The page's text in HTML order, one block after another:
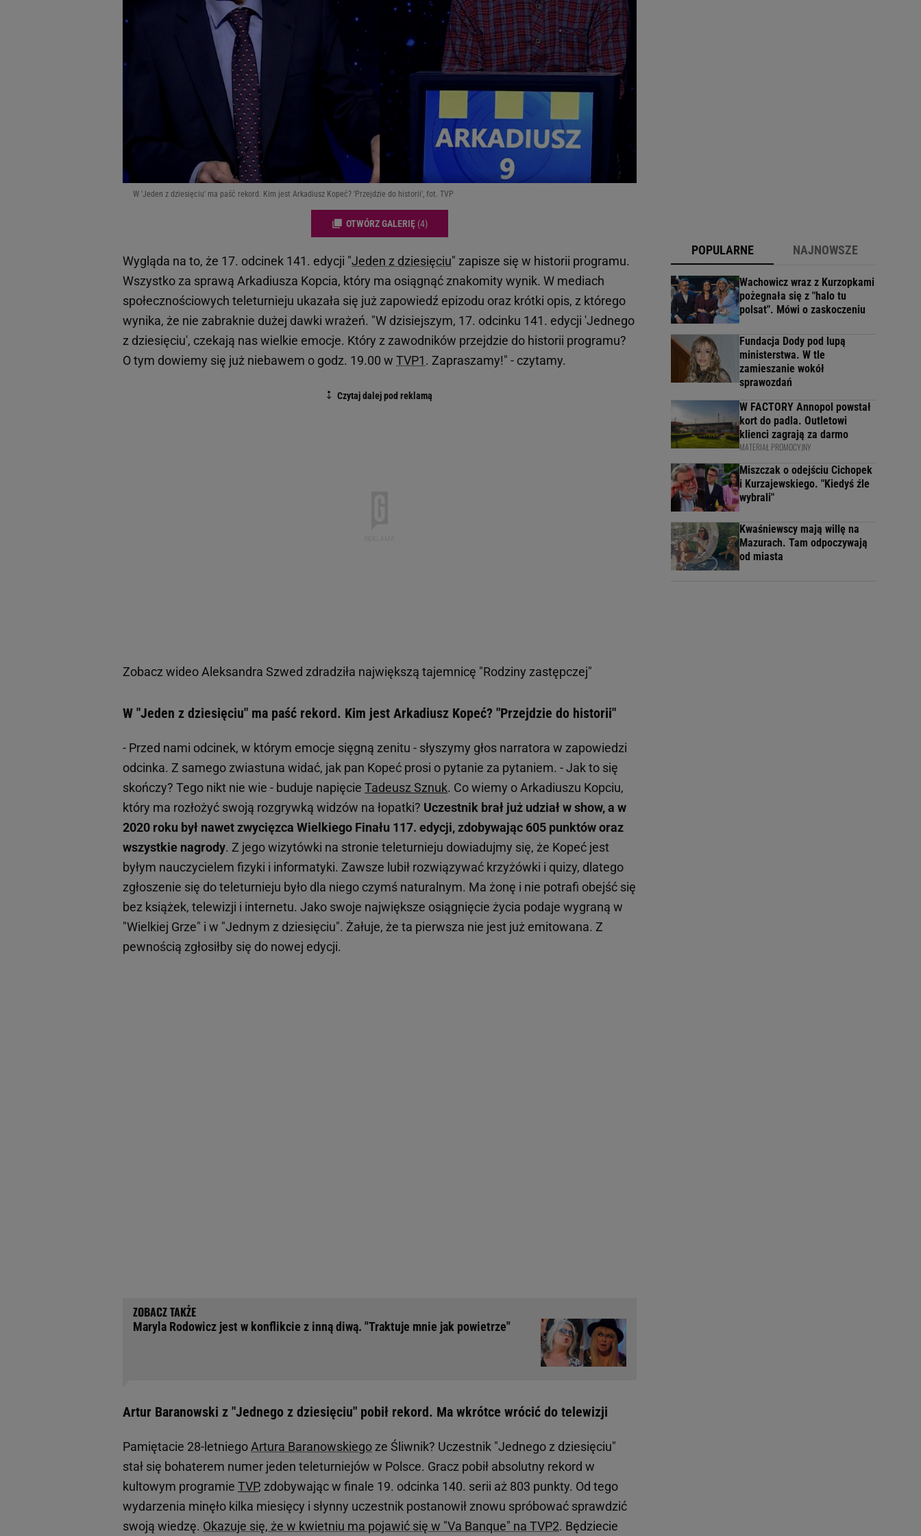
W 'Jeden z dziesięciu' ma paść rekord. Kim jest Arkadiusz Kopeć? 'Przejdzie do historii', fot. TVP
OTWÓRZ GALERIĘ (4)
Wygląda na to, że 17. odcinek 141. edycji "Jeden z dziesięciu" zapisze się w historii programu.
Wszystko za sprawą Arkadiusza Kopcia, który ma osiągnąć znakomity wynik. W mediach
społecznościowych teleturnieju ukazała się już zapowiedź epizodu oraz krótki opis, z którego
wynika, że nie zabraknie dużej dawki wrażeń. "W dzisiejszym, 17. odcinku 141. edycji 'Jednego
z dziesięciu', czekają nas wielkie emocje. Który z zawodników przejdzie do historii programu?
O tym dowiemy się już niebawem o godz. 19.00 w TVP1. Zapraszamy!" - czytamy.
Zobacz wideoAleksandra Szwed zdradziła największą tajemnicę "Rodziny zastępczej"
W "Jeden z dziesięciu" ma paść rekord. Kim jest Arkadiusz Kopeć? "Przejdzie do historii"
- Przed nami odcinek, w którym emocje sięgną zenitu - słyszymy głos narratora w zapowiedzi
odcinka. Z samego zwiastuna widać, jak pan Kopeć prosi o pytanie za pytaniem. - Jak to się
skończy? Tego nikt nie wie - buduje napięcie Tadeusz Sznuk. Co wiemy o Arkadiuszu Kopciu,
który ma rozłożyć swoją rozgrywką widzów na łopatki? Uczestnik brał już udział w show, a w
2020 roku był nawet zwycięzca Wielkiego Finału 117. edycji, zdobywając 605 punktów oraz
wszystkie nagrody. Z jego wizytówki na stronie teleturnieju dowiadujmy się, że Kopeć jest
byłym nauczycielem fizyki i informatyki. Zawsze lubił rozwiązywać krzyżówki i quizy, dlatego
zgłoszenie się do teleturnieju było dla niego czymś naturalnym. Ma żonę i nie potrafi obejść się
bez książek, telewizji i internetu. Jako swoje największe osiągnięcie życia podaje wygraną w
"Wielkiej Grze" i w "Jednym z dziesięciu". Żałuje, że ta pierwsza nie jest już emitowana. Z
pewnością zgłosiłby się do nowej edycji.
Maryla Rodowicz jest w konflikcie z inną diwą. "Traktuje mnie jak powietrze"
Artur Baranowski z "Jednego z dziesięciu" pobił rekord. Ma wkrótce wrócić do telewizji
Pamiętacie 28-letniegoArtura Baranowskiegoze Śliwnik? Uczestnik "Jednego z dziesięciu"
stał się bohaterem numer jeden teleturniejów w Polsce. Gracz pobił absolutny rekord w
kultowym programie TVP, zdobywając w finale 19. odcinka 140. serii aż 803 punkty. Od tego
wydarzenia minęło kilka miesięcy i słynny uczestnik postanowił znowu spróbować sprawdzić
swoją wiedzę. Okazuje się, że w kwietniu ma pojawić się w "Va Banque" na TVP2. Będziecie
POPULARNE NAJNOWSZE
Wachowicz wraz z Kurzopkami
pożegnała się z "halo tu
polsat". Mówi o zaskoczeniu
Fundacja Dody pod lupą
ministerstwa. W tle
zamieszanie wokół
sprawozdań
W FACTORY Annopol powstał
kort do padla. Outletowi
klienci zagrają za darmo
MATERIAŁ PROMOCYJNY
Miszczak o odejściu Cichopek
i Kurzajewskiego. "Kiedyś źle
wybrali"
Kwaśniewscy mają willę na
Mazurach. Tam odpoczywają
od miasta